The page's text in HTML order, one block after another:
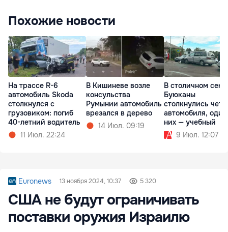
Похожие новости
На трассе R-6
автомобиль Skoda
столкнулся с
грузовиком: погиб
40-летний водитель
11 Июл. 22:24
В Кишиневе возле
консульства
Румынии автомобиль
врезался в дерево
14 Июл. 09:19
В столичном
Буюканы
столкнулись
автомобиля,
них — учебный
9 Июл. 12:07
Euronews 13 ноября 2024, 10:37 5 320
США не будут ограничивать
поставки оружия Израилю